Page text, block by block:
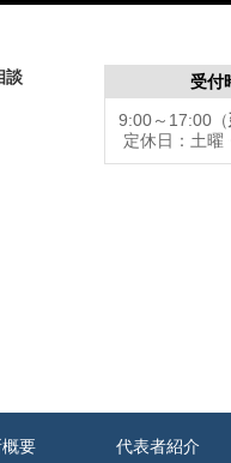
談
受付
9:00～17:00（
定休日：土曜
要 代表者紹介